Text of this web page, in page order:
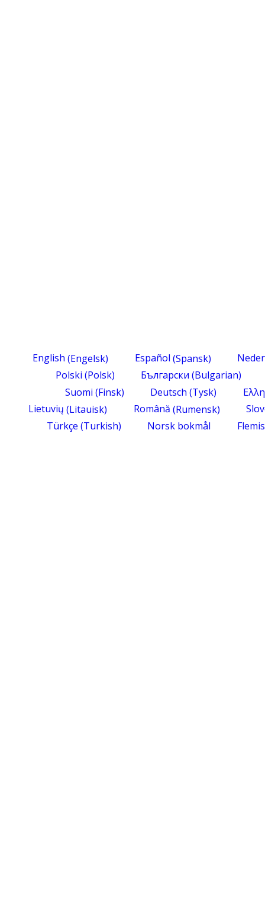
English (Engelsk) Español (Spansk)
Polski (Polsk) Български (Bulgarian)
Suomi (Finsk) Deutsch (Tysk)
Lietuvių (Litauisk) Română (Rumensk)
Türkçe (Turkish) Norsk bokmål